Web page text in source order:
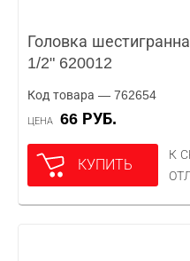
Головка
1/2" 620012
Код товара — 762654
ЦЕНА 66 РУБ.
КУПИТЬ
К